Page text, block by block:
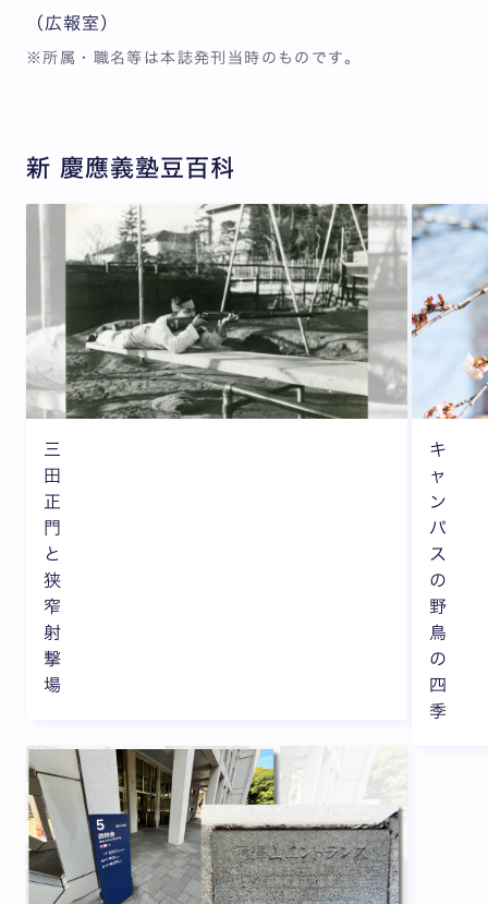
（広報室）
※所属・職名等は本誌発刊当時のものです。
新 慶應義塾豆百科
三
田
正
門
と
狭
窄
射
撃
場
キ
ャ
ン
パ
ス
の
野
鳥
の
四
季